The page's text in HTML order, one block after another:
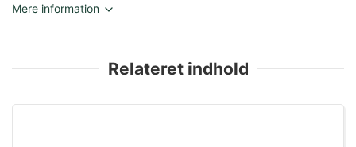
Mere information
Relateret indhold